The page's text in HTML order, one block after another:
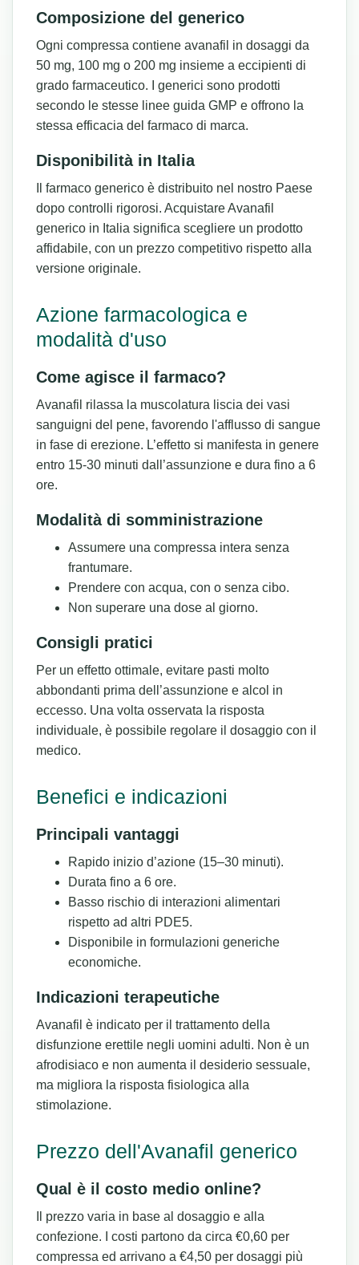
Composizione del generico
Ogni compressa contiene avanafil in dosaggi da
50 mg, 100 mg o 200 mg insieme a eccipienti di
grado farmaceutico. I generici sono prodotti
secondo le stesse linee guida GMP e offrono la
stessa efficacia del farmaco di marca.
Disponibilità in Italia
Il farmaco generico è distribuito nel nostro Paese
dopo controlli rigorosi. Acquistare Avanafil
generico in Italia significa scegliere un prodotto
affidabile, con un prezzo competitivo rispetto alla
versione originale.
Azione farmacologica e
modalità d'uso
Come agisce il farmaco?
Avanafil rilassa la muscolatura liscia dei vasi
sanguigni del pene, favorendo l'afflusso di sangue
in fase di erezione. L’effetto si manifesta in genere
entro 15-30 minuti dall’assunzione e dura fino a 6
ore.
Modalità di somministrazione
Assumere una compressa intera senza
frantumare.
Prendere con acqua, con o senza cibo.
Non superare una dose al giorno.
Consigli pratici
Per un effetto ottimale, evitare pasti molto
abbondanti prima dell’assunzione e alcol in
eccesso. Una volta osservata la risposta
individuale, è possibile regolare il dosaggio con il
medico.
Benefici e indicazioni
Principali vantaggi
Rapido inizio d’azione (15–30 minuti).
Durata fino a 6 ore.
Basso rischio di interazioni alimentari
rispetto ad altri PDE5.
Disponibile in formulazioni generiche
economiche.
Indicazioni terapeutiche
Avanafil è indicato per il trattamento della
disfunzione erettile negli uomini adulti. Non è un
afrodisiaco e non aumenta il desiderio sessuale,
ma migliora la risposta fisiologica alla
stimolazione.
Prezzo dell'Avanafil generico
Qual è il costo medio online?
Il prezzo varia in base al dosaggio e alla
confezione. I costi partono da circa €0,60 per
compressa ed arrivano a €4,50 per dosaggi più